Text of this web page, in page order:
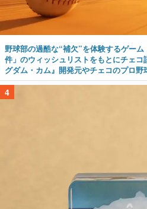
野球部の過酷な“補欠”を体験するゲー
件」のウィッシュリストをもとにチェ
グダム・カム』開発元やチェコのプロ
4